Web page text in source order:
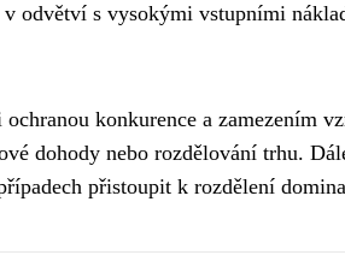
odvětví s vysokými vstupními
konkurence a zamezením
dohody nebo rozdělování trhu.
přistoupit k rozdělení